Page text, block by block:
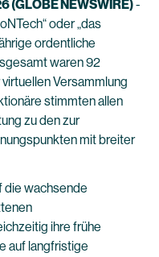
(GLOBE NEWSWIRE)-
oder „das
ordentliche
waren 92
Versammlung
stimmten allen
zu den zur
mit breiter
die wachsende
ihre frühe
auf langfristige